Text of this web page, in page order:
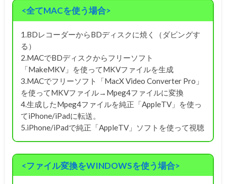
<全てMACを使う場合>
1.BDレコーダーからBDディスクに焼く（ダビングす
る）
2.MACでBDディスクからフリーソフト
「MakeMKV」を使ってMKVファイルを生成
3.MACでフリーソフト「MacX Video Converter Pro」
を使ってMKVファイル→Mpeg4ファイルに変換
4.生成したMpeg4ファイルを純正「AppleTV」を使っ
てiPhone/iPadに転送。
5.iPhone/iPadで純正「AppleTV」ソフトを使って視聴
<ファイル変換をWINDOWSを使う場合>